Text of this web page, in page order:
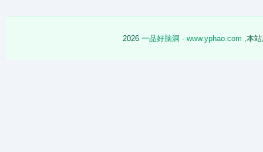
2026 一品好脑洞 - www.yphao.com ,本